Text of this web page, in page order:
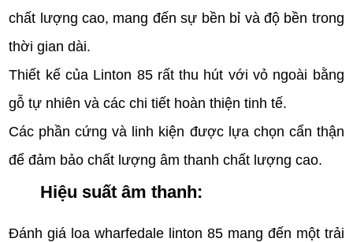
chất lượng cao, mang đến sự bền bỉ và độ bền trong
thời gian dài.
Thiết kế của Linton 85 rất thu hút với vỏ ngoài bằng
gỗ tự nhiên và các chi tiết hoàn thiện tinh tế.
Các phần cứng và linh kiện được lựa chọn cẩn thận
để đảm bảo chất lượng âm thanh chất lượng cao.
Hiệu suất âm thanh:
Đánh giá loa wharfedale linton 85 mang đến một trải